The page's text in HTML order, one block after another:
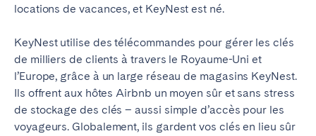
locations de vacances, et KeyNest est né.
KeyNest utilise des télécommandes pour gérer les clés
de milliers de clients à travers le Royaume-Uni et
l’Europe, grâce à un large réseau de magasins KeyNest.
Ils offrent aux hôtes Airbnb un moyen sûr et sans stress
de stockage des clés – aussi simple d’accès pour les
voyageurs. Globalement, ils gardent vos clés en lieu sûr
CANARY ISLANDS
El Hierro
Fuerteventura
Gran Canaria
La Gomera
La Palma
Lanzarote
Tenerife